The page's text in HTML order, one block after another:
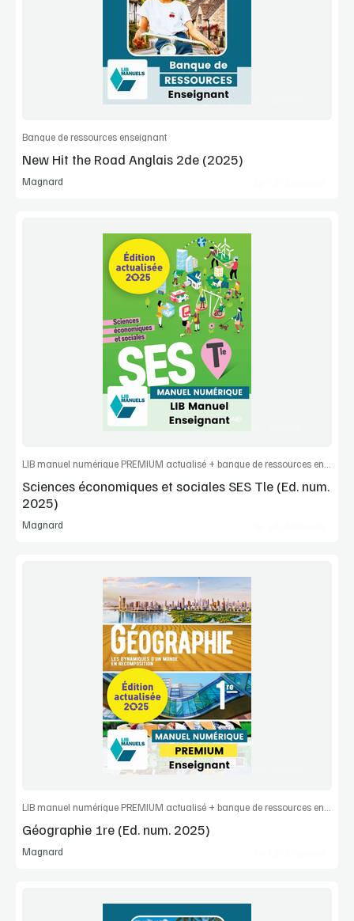
Extrait
Commander l'article
Banque de ressources enseignant
New Hit the Road Anglais 2de (2025)
Magnard
Voir la démo
Extrait
Commander l'article
Sciences économiques et sociales SES Tle (Ed. num.
2025)
Magnard
Voir la démo
Extrait
Commander l'article
Géographie 1re (Ed. num. 2025)
Magnard